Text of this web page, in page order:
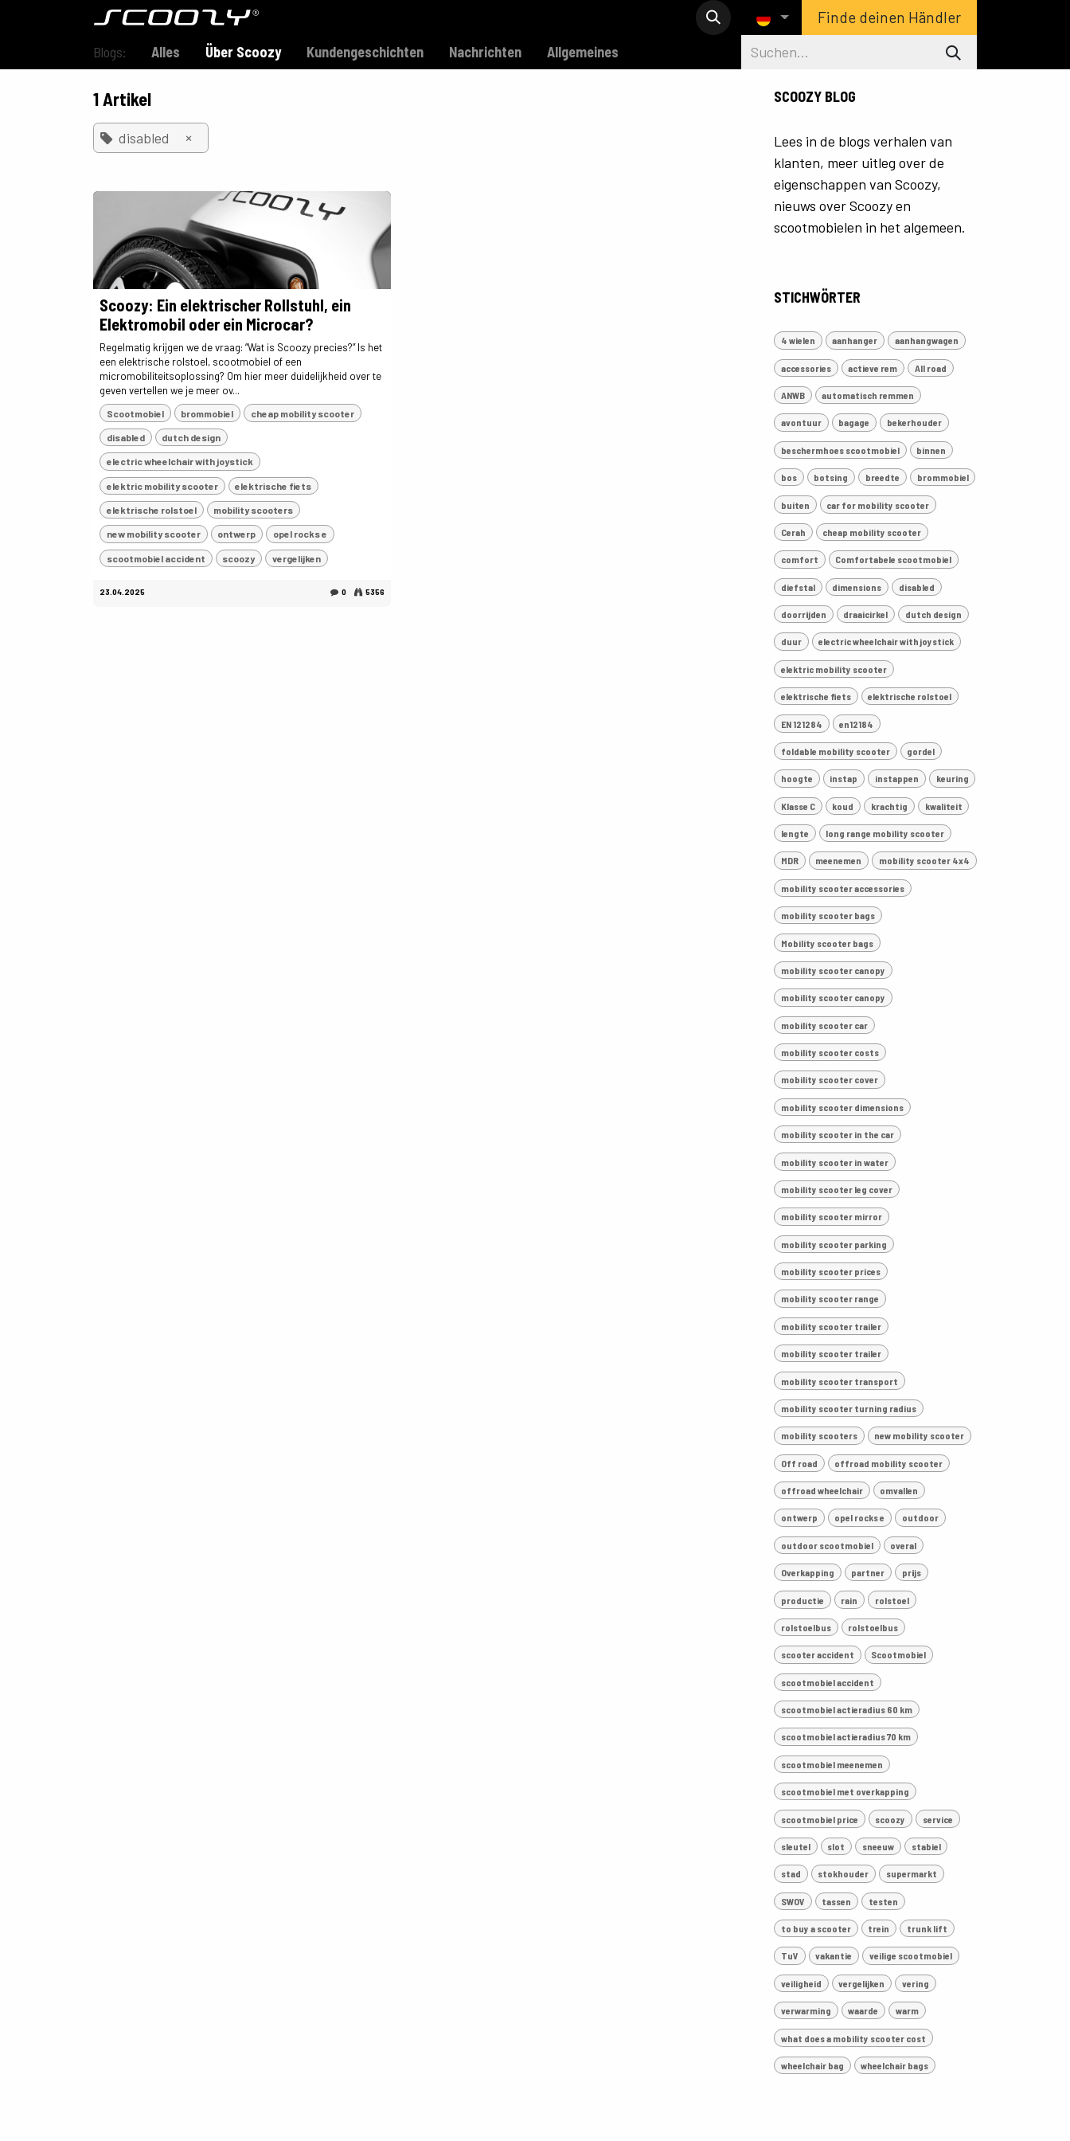
Zum Inhalt springen Finde deinen Händler
Blogs: Alles Über Scoozy Kundengeschichten Nachrichten Allgemeines
1 Artikel
disabled ×
Scoozy: Ein elektrischer Rollstuhl, ein
Elektromobil oder ein Microcar?
Regelmatig krijgen we de vraag: “Wat is Scoozy precies?” Is het
een elektrische rolstoel, scootmobiel of een
micromobiliteitsoplossing? Om hier meer duidelijkheid over te
geven vertellen we je meer ov...
Scootmobiel brommobiel cheap mobility scooter
disabled dutch design
electric wheelchair with joystick
elektric mobility scooter elektrische fiets
elektrische rolstoel mobility scooters
new mobility scooter ontwerp opel rocks e
scootmobiel accident scoozy vergelijken
23.04.2025 0 5356
SCOOZY BLOG
Lees in de blogs verhalen van
klanten, meer uitleg over de
eigenschappen van Scoozy,
nieuws over Scoozy en
scootmobielen in het algemeen.
STICHWÖRTER
4 wielen aanhanger aanhangwagen
accessories actieve rem All road
ANWB automatisch remmen
avontuur bagage bekerhouder
beschermhoes scootmobiel binnen
bos botsing breedte brommobiel
buiten car for mobility scooter
Cerah cheap mobility scooter
comfort Comfortabele scootmobiel
diefstal dimensions disabled
doorrijden draaicirkel dutch design
duur electric wheelchair with joystick
elektric mobility scooter
elektrische fiets elektrische rolstoel
EN 121284 en12184
foldable mobility scooter gordel
hoogte instap instappen keuring
Klasse C koud krachtig kwaliteit
lengte long range mobility scooter
MDR meenemen mobility scooter 4x4
mobility scooter accessories
mobility scooter bags
Mobility scooter bags
mobility scooter canopy
mobility scooter canopy
mobility scooter car
mobility scooter costs
mobility scooter cover
mobility scooter dimensions
mobility scooter in the car
mobility scooter in water
mobility scooter leg cover
mobility scooter mirror
mobility scooter parking
mobility scooter prices
mobility scooter range
mobility scooter trailer
mobility scooter trailer
mobility scooter transport
mobility scooter turning radius
mobility scooters new mobility scooter
Off road offroad mobility scooter
offroad wheelchair omvallen
ontwerp opel rocks e outdoor
outdoor scootmobiel overal
Overkapping partner prijs
productie rain rolstoel
rolstoelbus rolstoelbus
scooter accident Scootmobiel
scootmobiel accident
scootmobiel actieradius 60 km
scootmobiel actieradius 70 km
scootmobiel meenemen
scootmobiel met overkapping
scootmobiel price scoozy service
sleutel slot sneeuw stabiel
stad stokhouder supermarkt
SWOV tassen testen
to buy a scooter trein trunk lift
TuV vakantie veilige scootmobiel
veiligheid vergelijken vering
verwarming waarde warm
what does a mobility scooter cost
wheelchair bag wheelchair bags